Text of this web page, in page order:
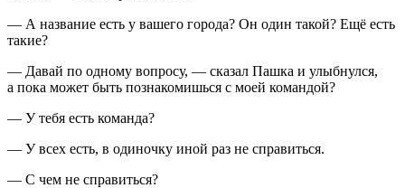
— А название есть у вашего города? Он один такой? Ещё есть
такие?
— Давай по одному вопросу, — сказал Пашка и улыбнулся,
а пока может быть познакомишься с моей командой?
— У тебя есть команда?
— У всех есть, в одиночку иной раз не справиться.
— С чем не справиться?